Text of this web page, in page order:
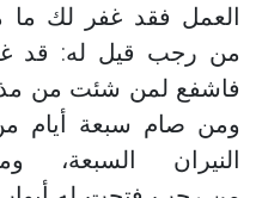
العمل فقد غفر لك ما
من رجب قيل له: قد
فاشفع لمن شئت من
ومن صام سبعة أيام
النيران السبعة،